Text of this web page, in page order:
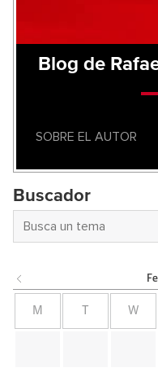
Blog de
SOBRE EL AUTOR
Buscador
M W